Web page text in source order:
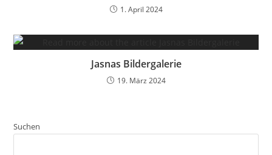
1. April 2024
Jasnas Bildergalerie
19. März 2024
Suchen